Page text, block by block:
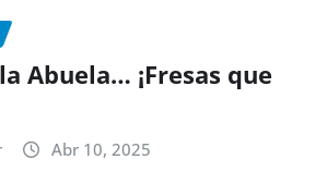
Abuela… ¡Fresas que
Abr 10, 2025